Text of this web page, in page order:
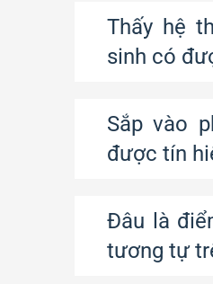
Thấy hệ
sinh có
Sắp vào
được tín
Đâu là
tương tự